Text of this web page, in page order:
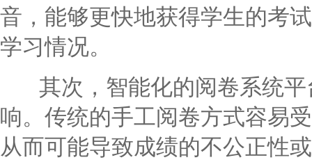
音，能够更快地获得学生的考
学习情况。
其次，智能化的阅卷系统平
响。传统的手工阅卷方式容易
从而可能导致成绩的不公正性